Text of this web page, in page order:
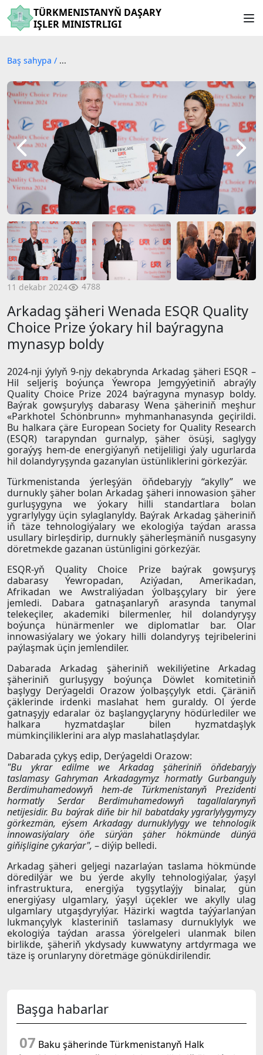
TÜRKMENISTANYŇ DAŞARY
IŞLER MINISTRLIGI
Baş sahypa / ...
11 dekabr 2024 4788
Arkadag şäheri Wenada ESQR Quality
Choice Prize ýokary hil baýragyna
mynasyp boldy
2024-nji ýylyň 9-njy dekabrynda Arkadag şäheri ESQR –
Hil seljeriş boýunça Ýewropa Jemgyýetiniň abraýly
Quality Choice Prize 2024 baýragyna mynasyp boldy.
Baýrak gowşurylyş dabarasy Wena şäheriniň meşhur
«Parkhotel Schönbrunn» myhmanhanasynda geçirildi.
Bu halkara çäre European Society for Quality Research
(ESQR) tarapyndan gurnalyp, şäher ösüşi, saglygy
goraýyş hem-de energiýanyň netijeliligi ýaly ugurlarda
hil dolandyryşynda gazanylan üstünliklerini görkezýär.
Türkmenistanda ýerleşýän öňdebaryjy “akylly” we
durnukly şäher bolan Arkadag şäheri innowasion şäher
gurluşygyna we ýokary hilli standartlara bolan
ygrarlylygy üçin sylaglanyldy. Baýrak Arkadag şäheriniň
iň täze tehnologiýalary we ekologiýa taýdan arassa
usullary birleşdirip, durnukly şäherleşmäniň nusgasyny
döretmekde gazanan üstünligini görkezýär.
ESQR-yň Quality Choice Prize baýrak gowşuryş
dabarasy Ýewropadan, Aziýadan, Amerikadan,
Afrikadan we Awstraliýadan ýolbaşçylary bir ýere
jemledi. Dabara gatnaşanlaryň arasynda tanymal
telekeçiler, akademiki bilermenler, hil dolandyryşy
boýunça hünärmenler we diplomatlar bar. Olar
innowasiýalary we ýokary hilli dolandyryş tejribelerini
paýlaşmak üçin jemlendiler.
Dabarada Arkadag şäheriniň wekiliýetine Arkadag
şäheriniň gurluşygy boýunça Döwlet komitetiniň
başlygy Derýageldi Orazow ýolbaşçylyk etdi. Çäräniň
çäklerinde irdenki maslahat hem guraldy. Ol ýerde
gatnaşyjy edaralar öz başlangyçlaryny hödürlediler we
halkara hyzmatdaşlar bilen hyzmatdaşlyk
mümkinçiliklerini ara alyp maslahatlaşdylar.
Dabarada çykyş edip, Derýageldi Orazow:
"Bu ykrar edilme we Arkadag şäheriniň öňdebaryjy
taslamasy Gahryman Arkadagymyz hormatly Gurbanguly
Berdimuhamedowyň hem-de Türkmenistanyň Prezidenti
hormatly Serdar Berdimuhamedowyň tagallalarynyň
netijesidir. Bu baýrak diňe bir hil babatdaky ygrarlylygymyzy
görkezmän, eýsem Arkadagy durnuklylygy we tehnologik
innowasiýalary öňe sürýän şäher hökmünde dünýä
giňişligine çykarýar", – diýip belledi.
Arkadag şäheri geljegi nazarlaýan taslama hökmünde
döredilýär we bu ýerde akylly tehnologiýalar, ýaşyl
infrastruktura, energiýa tygşytlaýjy binalar, gün
energiýasy ulgamlary, ýaşyl üçekler we akylly ulag
ulgamlary utgaşdyrylýar. Häzirki wagtda taýýarlanýan
lukmançylyk klasteriniň taslamasy durnuklylyk we
ekologiýa taýdan arassa ýörelgeleri ulanmak bilen
birlikde, şäheriň ykdysady kuwwatyny artdyrmaga we
täze iş orunlaryny döretmäge gönükdirilendir.
Başga habarlar
07 Baku şäherinde Türkmenistanyň Halk